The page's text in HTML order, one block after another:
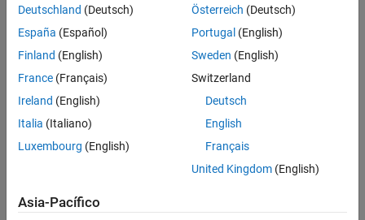
Deutschland (Deutsch)
España (Español)
Finland (English)
France (Français)
Ireland (English)
Italia (Italiano)
Luxembourg (English)
Österreich (Deutsch)
Portugal (English)
Sweden (English)
Switzerland
Deutsch
English
Français
United Kingdom(English)
Asia-Pacífico